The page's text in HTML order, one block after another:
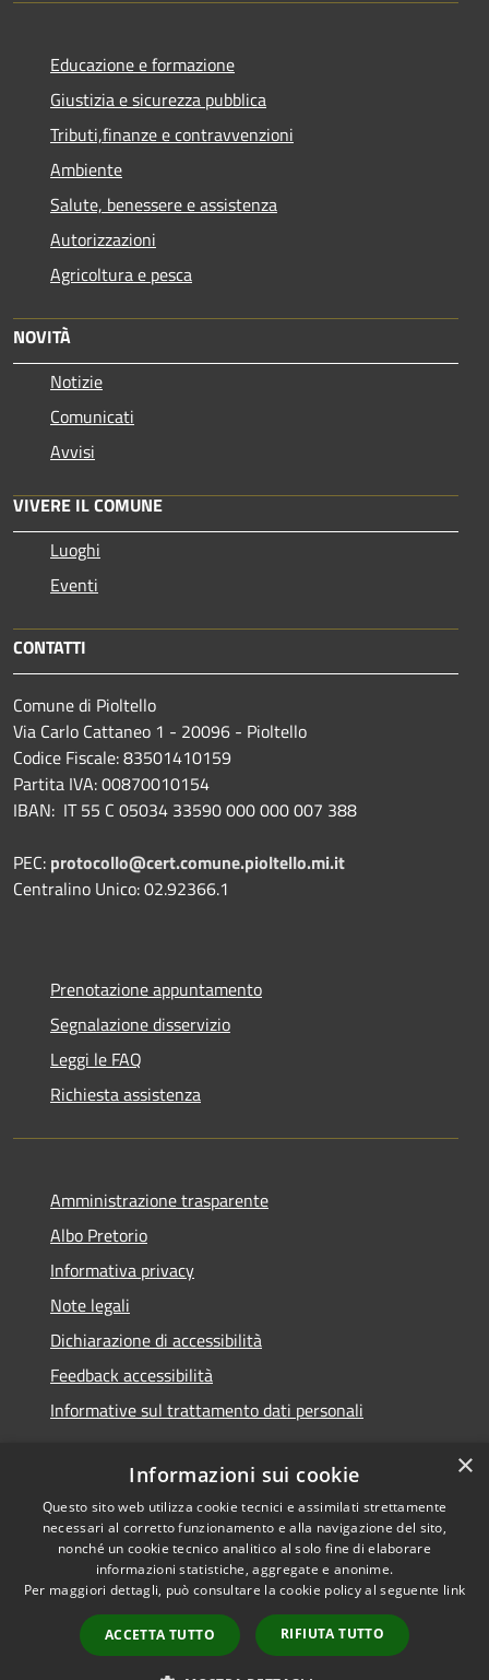
Educazione e formazione
Giustizia e sicurezza pubblica
Tributi,finanze e contravvenzioni
Ambiente
Salute, benessere e assistenza
Autorizzazioni
Agricoltura e pesca
NOVITÀ
Notizie
Comunicati
Avvisi
VIVERE IL COMUNE
Luoghi
Eventi
CONTATTI
Comune di Pioltello
Via Carlo Cattaneo 1 - 20096 - Pioltello
Codice Fiscale: 83501410159
Partita IVA: 00870010154
IBAN: IT 55 C 05034 33590 000 000 007 388
PEC: protocollo@cert.comune.pioltello.mi.it
Centralino Unico: 02.92366.1
Prenotazione appuntamento
Segnalazione disservizio
Leggi le FAQ
Richiesta assistenza
Amministrazione trasparente
Albo Pretorio
Informativa privacy
Note legali
Dichiarazione di accessibilità
Feedback accessibilità
Informative sul trattamento dati personali
RSS
Accessibilità
Cookie
Mappa del sito
Informativa trattamento
Copyright © 2026 • Comune di
Pioltello • Powered by
Municipium•Accesso
redazione
×
Informazioni sui cookie
Questo sito web utilizza cookie tecnici e assimilati strettamente
necessari al corretto funzionamento e alla navigazione del sito,
nonché un cookie tecnico analitico al solo fine di elaborare
informazioni statistiche, aggregate e anonime.
Per maggiori dettagli, può consultare la cookie policy al seguente link
ACCETTA TUTTO RIFIUTA TUTTO